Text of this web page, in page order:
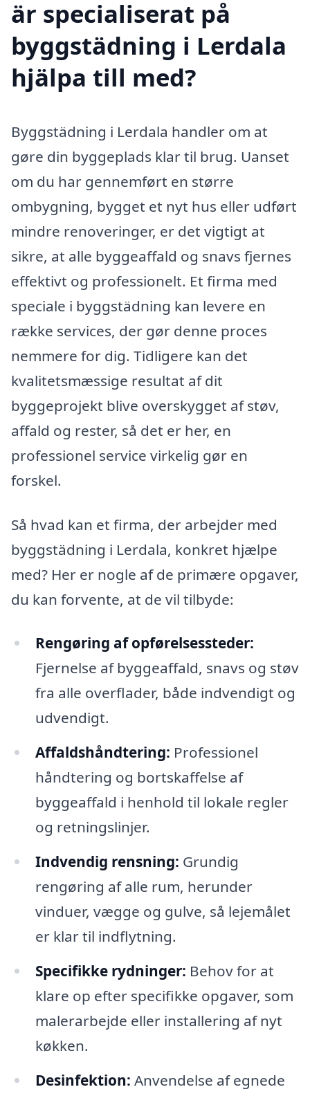
är specialiserat på
byggstädning i Lerdala
hjälpa till med?
Byggstädning i Lerdala handler om at
gøre din byggeplads klar til brug. Uanset
om du har gennemført en større
ombygning, bygget et nyt hus eller udført
mindre renoveringer, er det vigtigt at
sikre, at alle byggeaffald og snavs fjernes
effektivt og professionelt. Et firma med
speciale i byggstädning kan levere en
række services, der gør denne proces
nemmere for dig. Tidligere kan det
kvalitetsmæssige resultat af dit
byggeprojekt blive overskygget af støv,
affald og rester, så det er her, en
professionel service virkelig gør en
forskel.
Så hvad kan et firma, der arbejder med
byggstädning i Lerdala, konkret hjælpe
med? Her er nogle af de primære opgaver,
du kan forvente, at de vil tilbyde:
Rengøring af opførelsessteder:
Fjernelse af byggeaffald, snavs og støv
fra alle overflader, både indvendigt og
udvendigt.
Affaldshåndtering: Professionel
håndtering og bortskaffelse af
byggeaffald i henhold til lokale regler
og retningslinjer.
Indvendig rensning: Grundig
rengøring af alle rum, herunder
vinduer, vægge og gulve, så lejemålet
er klar til indflytning.
Specifikke rydninger: Behov for at
klare op efter specifikke opgaver, som
malerarbejde eller installering af nyt
køkken.
Desinfektion: Anvendelse af egnede